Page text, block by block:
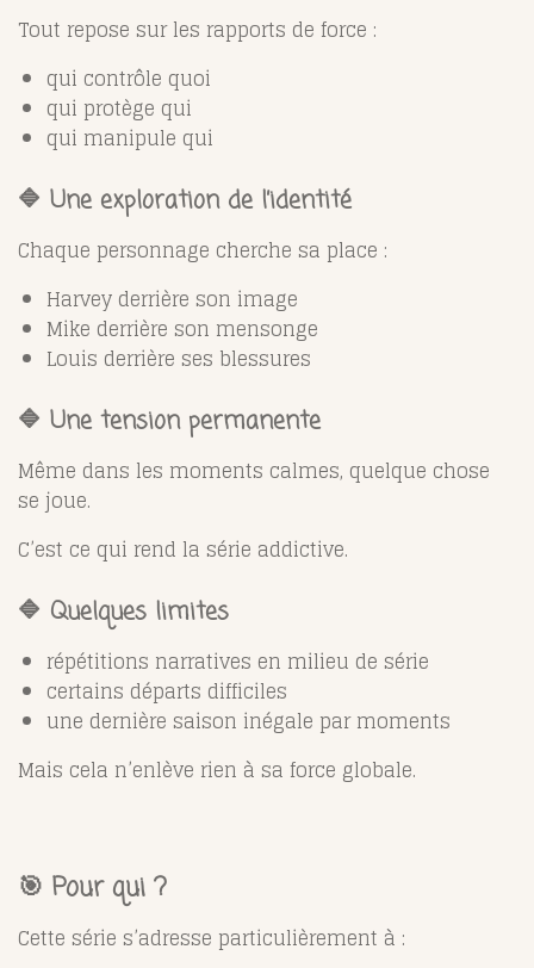
Tout repose sur les rapports de force :
qui contrôle quoi
qui protège qui
qui manipule qui
🔷 Une exploration de l’identité
Chaque personnage cherche sa place :
Harvey derrière son image
Mike derrière son mensonge
Louis derrière ses blessures
🔷 Une tension permanente
Même dans les moments calmes, quelque chose
se joue.
C’est ce qui rend la série addictive.
🔷 Quelques limites
répétitions narratives en milieu de série
certains départs difficiles
une dernière saison inégale par moments
Mais cela n’enlève rien à sa force globale.
🎯 Pour qui ?
Cette série s’adresse particulièrement à :